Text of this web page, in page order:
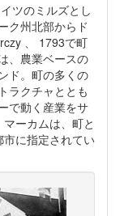
ツのミルズとし
ク州北部からド
、 1793で町
、農業ベースの
ド。町の多くの
ラクチャととも
で動く産業をサ
ーカムは、町と
に指定されてい